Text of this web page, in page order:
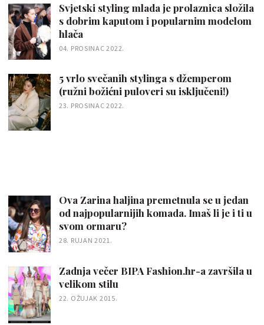
Svjetski styling mlada je prolaznica složila
s dobrim kaputom i popularnim modelom
hlača
04. PROSINAC 2022.
5 vrlo svečanih stylinga s džemperom
(ružni božićni puloveri su isključeni!)
23. PROSINAC 2022.
Ova Zarina haljina premetnula se u jedan
od najpopularnijih komada. Imaš li je i ti u
svom ormaru?
28. RUJAN 2021.
Zadnja večer BIPA Fashion.hr-a završila u
velikom stilu
22. OŽUJAK 2015.